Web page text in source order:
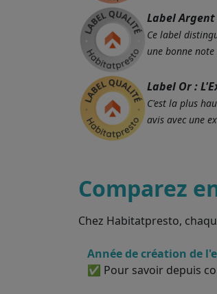
Label
Ce label
une bonne note
Label Or :
C'est la plus
avis avec une
Comparez
Chez Habitatpresto,
Année de création de
✅ Pour savoir depuis